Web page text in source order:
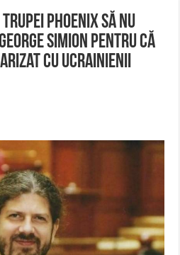
trupei Phoenix să nu
Simion pentru că
cu ucrainienii